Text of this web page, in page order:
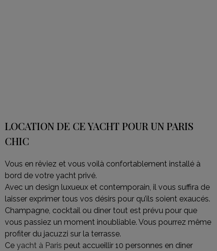
LOCATION DE CE YACHT POUR UN PARIS
CHIC
Vous en rêviez et vous voilà confortablement installé à
bord de votre yacht privé.
Avec un design luxueux et contemporain, il vous suffira de
laisser exprimer tous vos désirs pour qu’ils soient exaucés.
Champagne, cocktail ou diner tout est prévu pour que
vous passiez un moment inoubliable. Vous pourrez même
profiter du jacuzzi sur la terrasse.
Ce yacht à Paris peut accueillir 10 personnes en diner